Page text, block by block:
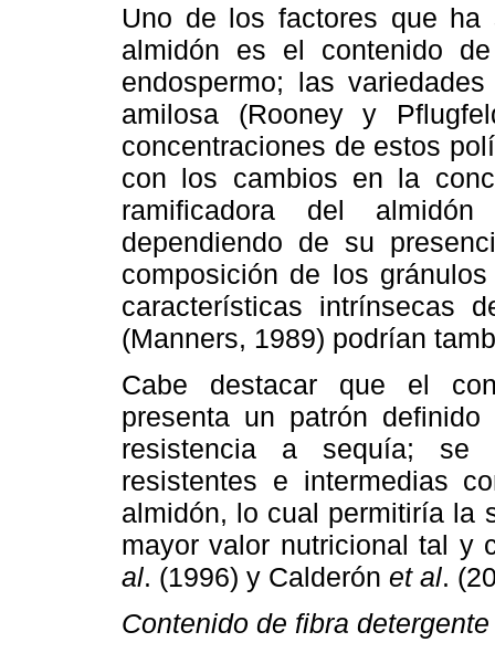
Uno de los factores que
almidón es el contenido
endospermo; las
amilosa (Rooney y
concentraciones de estos
con los cambios en la
ramificadora del
dependiendo de su
composición de los
características intrínsecas
(Manners, 1989) podrían
Cabe destacar que el
presenta un patrón
resistencia a sequía; se
resistentes e intermedias
almidón, lo cual permitiría la
mayor valor nutricional tal y
al. (1996) y Calderón et al.
Contenido de fibra